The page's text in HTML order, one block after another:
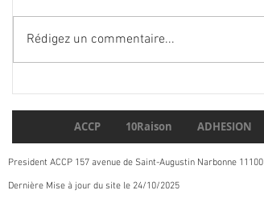
de France Yvert&Tellier
Rédigez un commentaire...
ACCP 10Raison ADHESION
President ACCP 157 avenue de Saint-Augustin Narbonne 11100
Dernière Mise à jour du site le 24/10/2025